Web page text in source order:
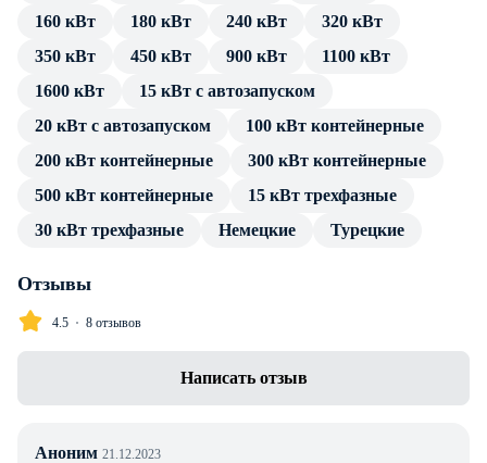
источника тока. Подключение потребителя производится
посредством стандартных разъемов, без трансформатора и
В каталоге товаров компании Энерджи Групп — только
генератор Aksa AD-510 в контейнере имеет весь пакет
технической документации и продолжительную гарантию
производителя. Профессиональные консультации по
предоставляем в полном объеме без дополнительной
компанией, инженерное сопровождение проекта.
160 кВт
180 кВт 240 кВт
320 кВт
350 кВт
450 кВт 900 кВт
1100 кВт
1600 кВт
15 кВт с автозапуском
20 кВт с автозапуском
100 кВт контейнерные
200 кВт контейнерные
300 кВт контейнерные
500 кВт контейнерные
15 кВт трехфазные
30 кВт трехфазные
Немецкие Турецкие
Отзывы
4.5 8 отзывов
Написать отзыв
Аноним 21.12.2023